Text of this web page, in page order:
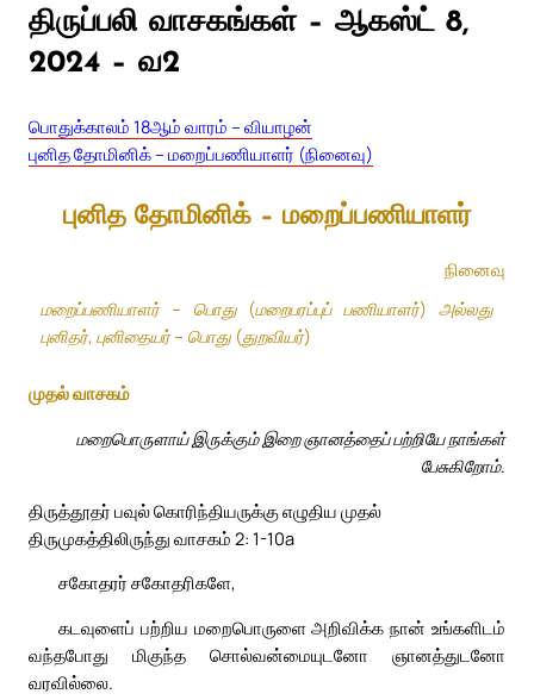
திருப்பலி வாசகங்கள் – ஆகஸ்ட் 8,
2024 – வ2
பொதுக்காலம் 18ஆம் வாரம் – வியாழன்
புனித தோமினிக் – மறைப்பணியாளர் (நினைவு)
புனித தோமினிக் – மறைப்பணியாளர்
நினைவு
மறைப்பணியாளர் – பொது (மறைபரப்புப் பணியாளர்) அல்லது
புனிதர், புனிதையர் – பொது (துறவியர்)
முதல் வாசகம்
மறைபொருளாய் இருக்கும் இறை ஞானத்தைப் பற்றியே நாங்கள்
பேசுகிறோம்.
திருத்தூதர் பவுல் கொரிந்தியருக்கு எழுதிய முதல்
திருமுகத்திலிருந்து வாசகம் 2: 1-10a
சகோதரர் சகோதரிகளே,
கடவுளைப் பற்றிய மறைபொருளை அறிவிக்க நான் உங்களிடம்
வந்தபோது மிகுந்த சொல்வன்மையுடனோ ஞானத்துடனோ
வரவில்லை.